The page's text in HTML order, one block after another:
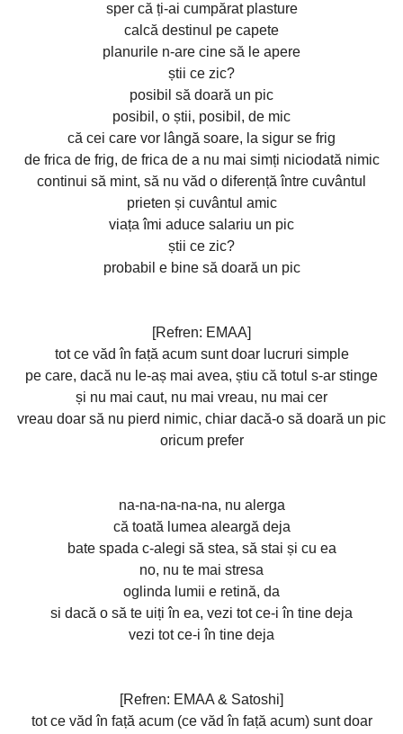
sper că ți-ai cumpărat plasture
calcă destinul pe capete
planurile n-are cine să le apere
știi ce zic?
posibil să doară un pic
posibil, o știi, posibil, de mic
că cei care vor lângă soare, la sigur se frig
de frica de frig, de frica de a nu mai simți niciodată nimic
continui să mint, să nu văd o diferență între cuvântul
prieten și cuvântul amic
viața îmi aduce salariu un pic
știi ce zic?
probabil e bine să doară un pic
[Refren: EMAA]
tot ce văd în față acum sunt doar lucruri simple
pe care, dacă nu le-aș mai avea, știu că totul s-ar stinge
și nu mai caut, nu mai vreau, nu mai cer
vreau doar să nu pierd nimic, chiar dacă-o să doară un pic
oricum prefer
na-na-na-na-na, nu alerga
că toată lumea aleargă deja
bate spada c-alegi să stea, să stai și cu ea
no, nu te mai stresa
oglinda lumii e retină, da
si dacă o să te uiți în ea, vezi tot ce-i în tine deja
vezi tot ce-i în tine deja
[Refren: EMAA & Satoshi]
tot ce văd în față acum (ce văd în față acum) sunt doar